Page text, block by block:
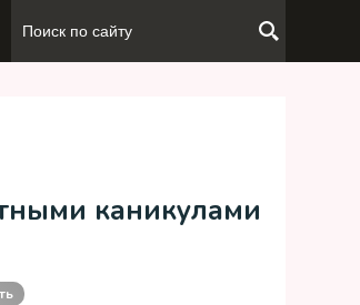
каникулами